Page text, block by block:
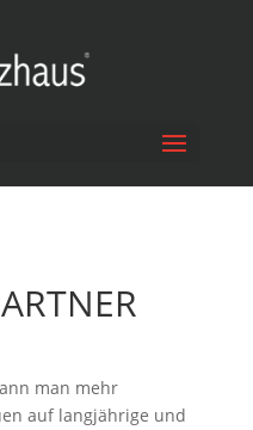
man mehr
auf langjährige und